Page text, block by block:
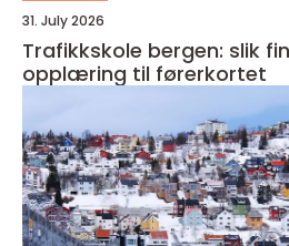
31. July 2026
Trafikkskole bergen: slik
opplæring til førerkortet